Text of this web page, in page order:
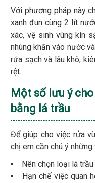
Với phương pháp này
xanh đun cùng 2 lít
xác, vệ sinh vùng kín
nhúng khăn vào nước
rửa sạch và lâu khô,
rệt.
Một số lưu ý
bằng lá trầu
Để giúp cho việc rửa
chị em cần chú ý những
Nên chọn loại lá
Hạn chế việc quan